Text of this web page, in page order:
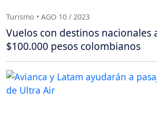
Turismo • AGO 10 / 2023
Vuelos con destinos nacionales
$100.000 pesos colombianos